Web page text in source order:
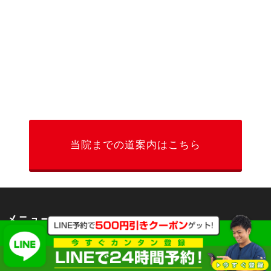
当院までの道案内はこちら
メニュー
ホーム
初めての方へ